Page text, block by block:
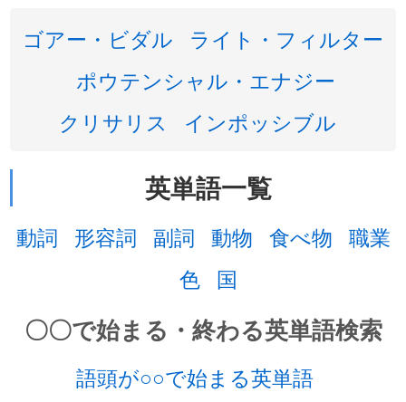
ゴアー・ビダル
ライト・フィルター
ポウテンシャル・エナジー
クリサリス
インポッシブル
英単語一覧
動詞 形容詞 副詞 動物 食べ物 職業
色 国
〇〇で始まる・終わる英単語検索
語頭が○○で始まる英単語